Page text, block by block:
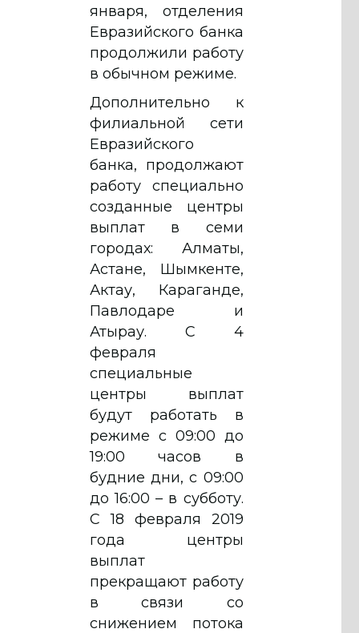
января, отделения
Евразийского банка
продолжили работу
в обычном режиме.
Дополнительно к
филиальной сети
Евразийского
банка, продолжают
работу специально
созданные центры
выплат в семи
городах: Алматы,
Астане, Шымкенте,
Актау, Караганде,
Павлодаре и
Атырау. С 4
февраля
специальные
центры выплат
будут работать в
режиме с 09:00 до
19:00 часов в
будние дни, с 09:00
до 16:00 – в субботу.
С 18 февраля 2019
года центры
выплат
прекращают работу
в связи со
снижением потока